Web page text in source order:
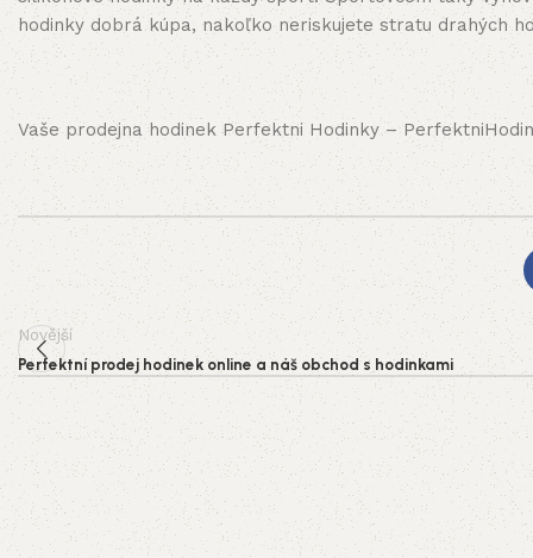
hodinky dobrá kúpa, nakoľko neriskujete stratu drahých
Vaše prodejna hodinek Perfektni Hodinky –
Novější
Perfektní prodej hodinek online a náš obchod s hodinkami